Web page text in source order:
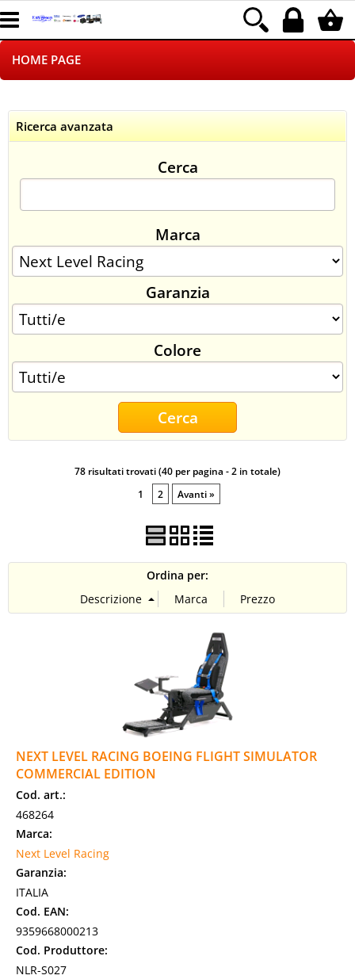
HOME PAGE
LOGISTICA
NEGOZI ON LINE
SINCRONIZZATI CON NOI
SPEDIZIONI
CONTATTI
Ricerca avanzata
Cerca
Marca
Garanzia
Colore
78 risultati trovati (40 per pagina - 2 in totale)
1
2 Avanti »
Ordina per:
NEXT LEVEL RACING BOEING FLIGHT SIMULATOR
COMMERCIAL EDITION
Cod. art.:
468264
Marca:
Next Level Racing
Garanzia:
ITALIA
Cod. EAN:
9359668000213
Cod. Produttore:
NLR-S027